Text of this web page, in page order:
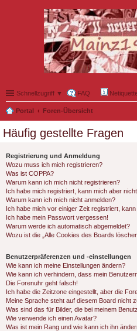
Schnellzugriff ▼ FAQ
Portal Foren-Übersicht
Häufig gestellte Fragen
Registrierung und Anmeldung
Wozu muss ich mich registrieren?
Was ist COPPA?
Warum kann ich mich nicht registrieren?
Ich habe mich registriert, kann mich aber
Warum kann ich mich nicht anmelden?
Ich habe mich vor einiger Zeit registriert,
Ich habe mein Passwort vergessen!
Warum werde ich automatisch abgemeldet?
Wozu ist die „Alle Cookies des Boards
Benutzerpräferenzen und -einstellungen
Wie kann ich meine Einstellungen ändern?
Wie kann ich verhindern, dass mein
Die Forenuhr geht falsch!
Ich habe die Zeitzone eingestellt, aber die
Meine Sprache steht auf diesem Board nicht
Was sind das für Bilder, die bei meinem
Wie verwende ich einen Avatar?
Was ist mein Rang und wie kann ich ihn